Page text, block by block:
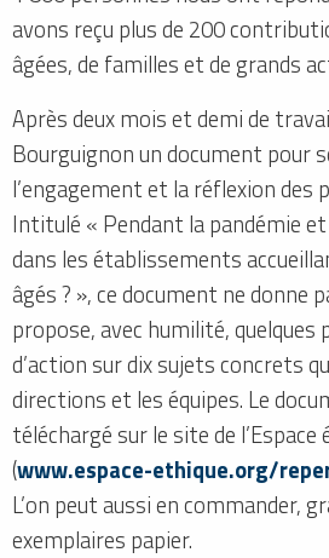
avons reçu plus de 200
âgées, de familles et de grands
Après deux mois et demi de
Bourguignon un document pour
l’engagement et la réflexion des
Intitulé « Pendant la pandémie
dans les établissements
âgés ? », ce document ne donne
propose, avec humilité,
d’action sur dix sujets concrets
directions et les équipes. Le
téléchargé sur le site de l’Espace
(www.espace-ethique.org/
L’on peut aussi en commander,
exemplaires papier.